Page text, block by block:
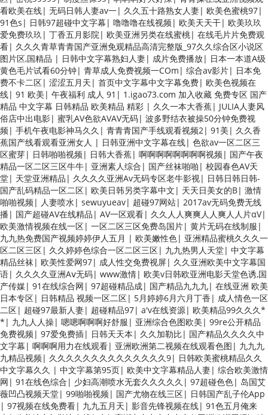
看欧美在线| 无码日韩人妻av一| 久久五十路熟女人妻| 欧美色蜜桃97|
91色s | 日韩97超碰中文字幕 | 噜噜噜在线视频| 欧美天天干| 欧美玖玖
爱免费玖玖 | 丁香五月影院| 欧美亚洲另类在线蜜桃| 在线毛片片免费观
看| 久久久青草青青国产亚洲免观精品高清完整版_97久久综合区小说区
图片区,国精品 | 日韩中文字幕熟妇人妻| 成片免费播放| 日本一本道A级
黄色毛片试看60分钟| 青草成人免费视频一COm | 综合av影片| 日本免
费不卡二区| 涩涩五月天 | 首页中文字幕中文字幕免费| 欧美色视频在
线| 91 欧美 | 午夜福利 成人 91 | 1.igao73.com 加入收藏 免费专区 国产
精品 中文字幕 日韩精品 欧美精品 精彩 | 久久一本大香蕉| JULIA人妻风
俗店中出电影| 蜜乳AV色欲AVAV无码| 波多野结衣被操50分钟免费视
频| 手机午夜电影神马久久 | 青青青国产手线观看视频2| 91美 | 久久香
蕉国产线看观看亚洲女人 | 日韩亚洲中文字幕在线| 色欲av一区二区三
区蜜芽| 日韩啪啪视频| 日韩大香蕉| 啊啊啊啊啊啊啊啊视频| 国产午夜
精品一区二区三区牛牛| 亚洲素人综合 | 国产丝袜啪啪 | 校园春色AV天
堂| 天堂亚洲精品 | 久久久久亚洲Av无码专区老牛影视| 日韩日韩日韩-
国产乱码精品一区二区| 欧美日韩另类字幕中文 | 天天日美女的B| 激情
啪啪视频| 人妻喷水| sewuyueav| 超碰97网站| 2017av无码免费无线
播 | 国产超碰AV在线精品 | AV一区观看| 久久人人爽爽人人爽人人片αV|
欧美激情视频在线一区| 一区二区三区免费岛国片| 黄片无码在线制服 |
九九热免费国产视频婷婷伊人五月 | 欧美嫩性色| 亚洲精品蜜桃久久久一
区二区三区| 久久婷婷色综合一区二区三区| 九九热男人天堂| 中文字幕
精品丝袜| 欧美性爱网97| 成人性交免费视屏| 久久亚洲欧美中文字幕国
语| 久久久久亚洲Aⅴ无码| www激情| 欧美v日韩欧亚洲电影天堂色诱,国
产传媒| 91在线综合网 | 97超碰精品成| 国产精品九九九| 在线亚洲 欧美
日本专区| 日韩精品 视频一区二区| 5月婷婷6月六月丁香 | 成人情色一区
二区| 超碰97最新人妻| 超碰精品97| a'v在线资源| 欧美精品99久久久*
* | 九九人人操| 嗯嗯啊啊啊好舒服 | 亚洲综合色图欧美 | 99re公开精品
免费视频| 97爱免费插| 日韩天天本 | 久久加勒比 | 国产精品久久久久中
文字幕 | 啊啊啊用力在线观看| 亚洲欧洲第二视频在线观看色图 | 九九九
九精品视频| 久久久久久久久久久久久久久久9| 日韩欧美蜜桃精品久久
中文字幕久久 | 中文字幕第95页| 欧美中文字幕精品人妻| 综合欧美激情
网 | 91在线色综合 | 少妇高潮喷水无套久久久久久 | 97超碰色色| 岛国艾
薇凹凸视频天堂| 99啪啪视频| 国产尤物在线三区| 日韩国产乱子伦App
| 97视频在线免费看| 九九五月天 | 影音先锋视频在线| 91色五月俺来